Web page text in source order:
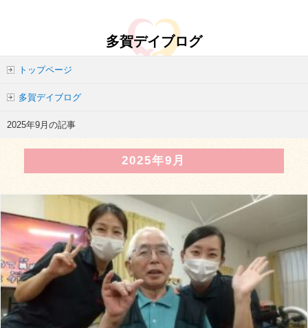
多賀デイブログ
トップページ
多賀デイブログ
2025年9月の記事
2025年9月